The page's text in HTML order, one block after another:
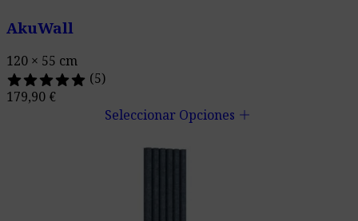
AkuWall
120 × 55 cm
(5)
179,90 €
Seleccionar Opciones add